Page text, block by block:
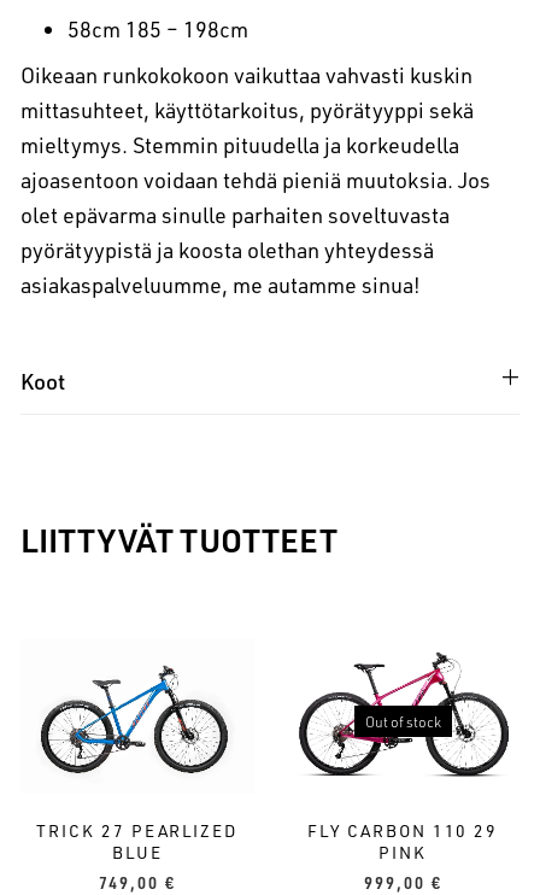
58cm 185 – 198cm
Oikeaan runkokokoon vaikuttaa vahvasti kuskin
mittasuhteet, käyttötarkoitus, pyörätyyppi sekä
mieltymys. Stemmin pituudella ja korkeudella
ajoasentoon voidaan tehdä pieniä muutoksia. Jos
olet epävarma sinulle parhaiten soveltuvasta
pyörätyypistä ja koosta olethan yhteydessä
asiakaspalveluumme, me autamme sinua!
Koot
LIITTYVÄT TUOTTEET
TRICK 27 PEARLIZED
BLUE
749,00 €
Out of stock
FLY CARBON 110 29
PINK
999,00 €